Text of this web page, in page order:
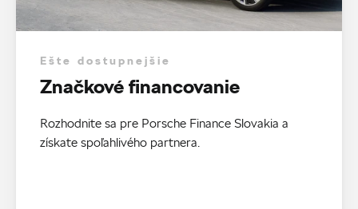
Ešte dostupnejšie
Značkové financovanie
Rozhodnite sa pre Porsche Finance Slovakia a
získate spoľahlivého partnera.